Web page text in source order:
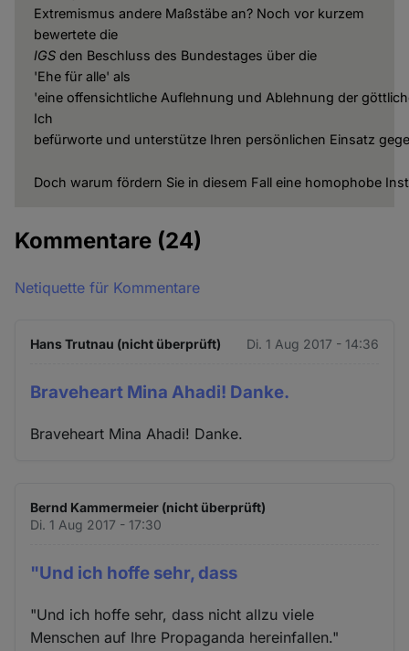
Extremismus andere Maßstäbe an? Noch vor kurzem
bewertete die
IGSden Beschluss des Bundestages über die
'Ehe für alle' als
'eine offensichtliche Auflehnung und Ablehnung der
Ich
befürworte und unterstütze Ihren persönlichen Einsatz
Doch warum fördern Sie in diesem Fall eine homophobe
Kommentare (24)
Netiquette für Kommentare
Hans Trutnau (nicht überprüft) Di. 1 Aug 2017 - 14:36
Braveheart Mina Ahadi! Danke.
Braveheart Mina Ahadi! Danke.
Bernd Kammermeier (nicht überprüft)
Di. 1 Aug 2017 - 17:30
"Und ich hoffe sehr, dass
"Und ich hoffe sehr, dass nicht allzu viele
Menschen auf Ihre Propaganda hereinfallen."